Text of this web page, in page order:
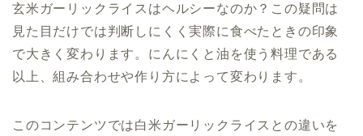
玄米ガーリックライスはヘルシーなのか？この疑問は
見た目だけでは判断しにくく実際に食べたときの印象
で大きく変わります。にんにくと油を使う料理である
以上、組み合わせや作り方によって変わります。
このコンテンツでは白米ガーリックライスとの違いを